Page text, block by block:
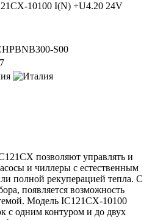
10100 I(N) +U4.20 24V
S00
позволяют управлять и
и чиллеры с естественным
полной рекуперацией тепла. С
появляется возможность
Модель IC121CX-10100
с одним контуром и до двух